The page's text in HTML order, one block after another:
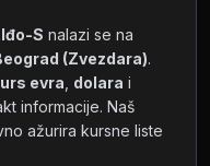
S nalazi se na
(Zvezdara).
evra dolara i
informacije. Naš
ažurira kursne liste